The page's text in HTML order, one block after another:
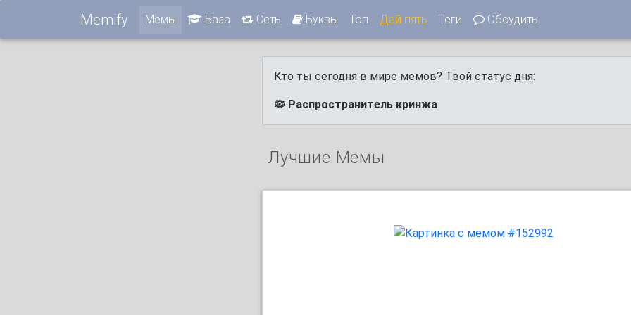
Memify Мемы База Сеть Буквы Топ Дай пять Теги Обсудить
Кто ты сегодня в мире мемов? Твой статус дня:
🦠 Распространитель кринжа
Лучшие Мемы